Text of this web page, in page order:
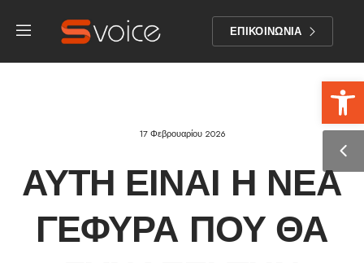
ΕΠΙΚΟΙΝΩΝΙΑ
17 Φεβρουαρίου 2026
ΑΥΤΉ ΕΊΝΑΙ Η ΝΈΑ
ΓΈΦΥΡΑ ΠΟΥ ΘΑ